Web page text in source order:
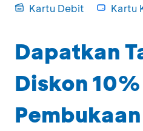
Kartu Debit Kartu
Dapatkan
Diskon